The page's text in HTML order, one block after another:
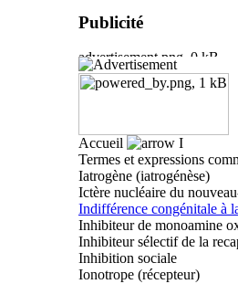
Publicité
Accueil
I
Termes et expressions
Iatrogène (iatrogénèse)
Ictère nucléaire du
Indifférence congénitale à
Inhibiteur de monoamine
Inhibiteur sélectif de la
Inhibition sociale
Ionotrope (récepteur)